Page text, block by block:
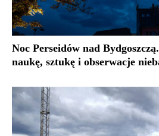
Noc Perseidów nad
naukę, sztukę i obserwacje